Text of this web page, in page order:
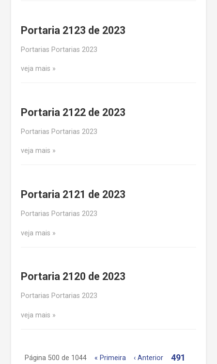
Portaria 2123 de 2023
Portarias Portarias 2023
veja mais
Portaria 2122 de 2023
Portarias Portarias 2023
veja mais
Portaria 2121 de 2023
Portarias Portarias 2023
veja mais
Portaria 2120 de 2023
Portarias Portarias 2023
veja mais
Página 500 de 1044 « Primeira ‹ Anterior
491